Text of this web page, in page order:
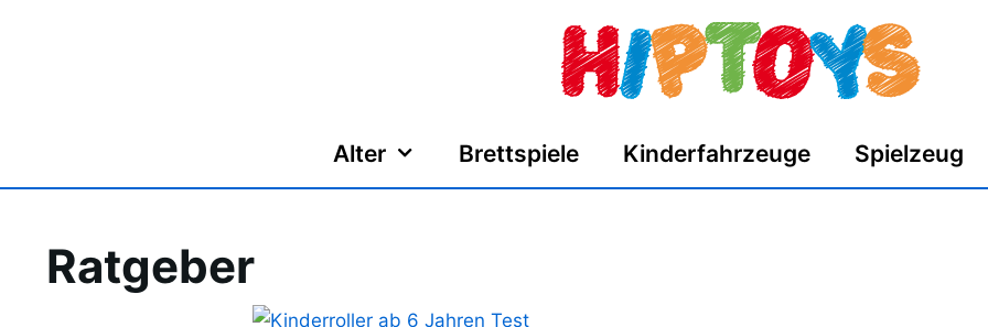
Alter Brettspiele Kinderfahrzeuge Spielzeug
Ratgeber